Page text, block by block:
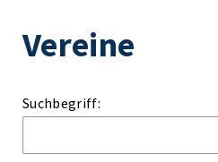
Vereine
Suchbegriff: